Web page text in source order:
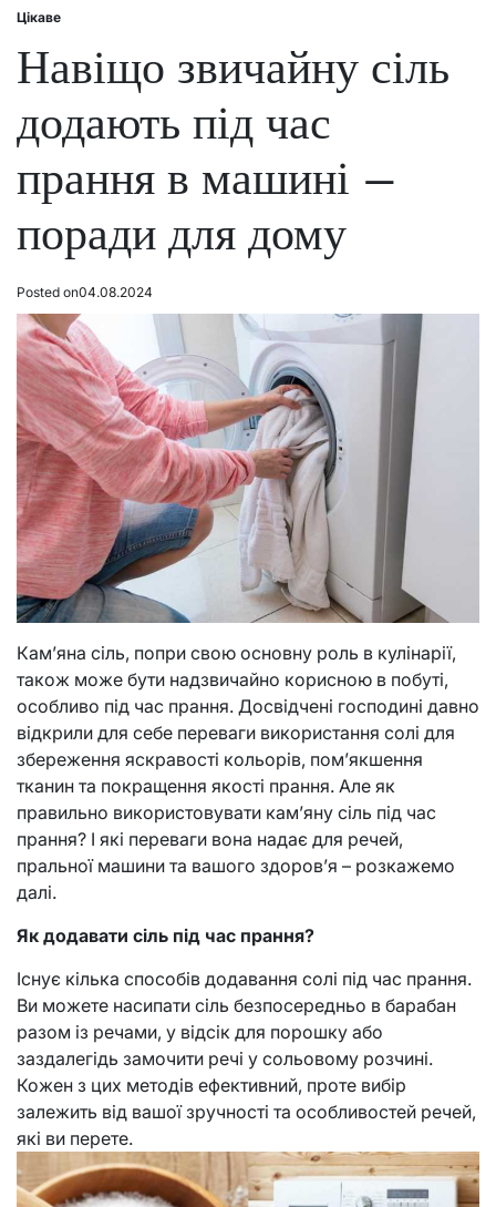
Posted
Цікаве
Навіщо звичайну сіль
додають під час
прання в машині –
поради для дому
Posted on04.08.2024
Кам’яна сіль, попри свою основну роль в кулінарії,
також може бути надзвичайно корисною в побуті,
особливо під час прання. Досвідчені господині давно
відкрили для себе переваги використання солі для
збереження яскравості кольорів, пом’якшення
тканин та покращення якості прання. Але як
правильно використовувати кам’яну сіль під час
прання? І які переваги вона надає для речей,
пральної машини та вашого здоров’я – розкажемо
далі.
Як додавати сіль під час прання?
Існує кілька способів додавання солі під час прання.
Ви можете насипати сіль безпосередньо в барабан
разом із речами, у відсік для порошку або
заздалегідь замочити речі у сольовому розчині.
Кожен з цих методів ефективний, проте вибір
залежить від вашої зручності та особливостей речей,
які ви перете.